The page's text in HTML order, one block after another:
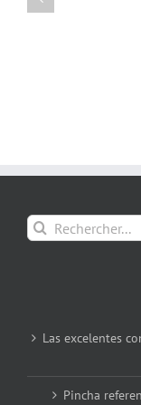
Rechercher:
Las excelentes
Pincha